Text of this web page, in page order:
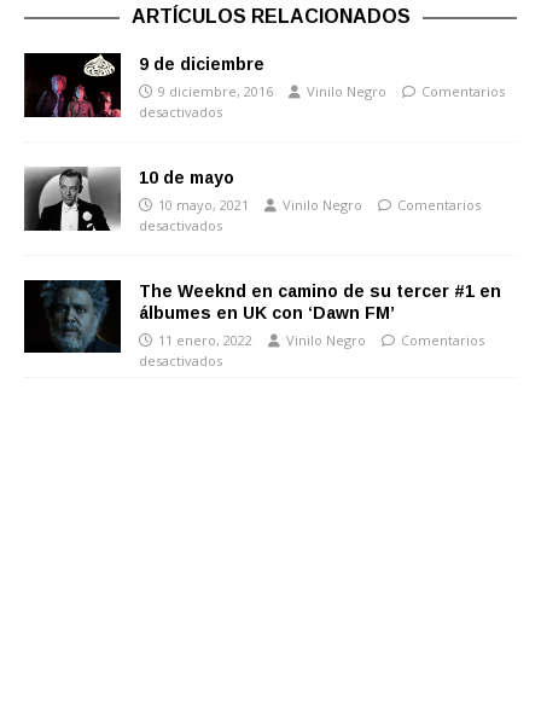
ARTÍCULOS RELACIONADOS
9 de diciembre
9 diciembre, 2016 Vinilo Negro
Comentarios
desactivados
10 de mayo
10 mayo, 2021 Vinilo Negro
Comentarios
desactivados
The Weeknd en camino de su tercer #1 en
álbumes en UK con ‘Dawn FM’
11 enero, 2022 Vinilo Negro
Comentarios
desactivados